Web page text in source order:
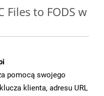
Files to FODS w
pomocą swojego
klienta, adresu URL